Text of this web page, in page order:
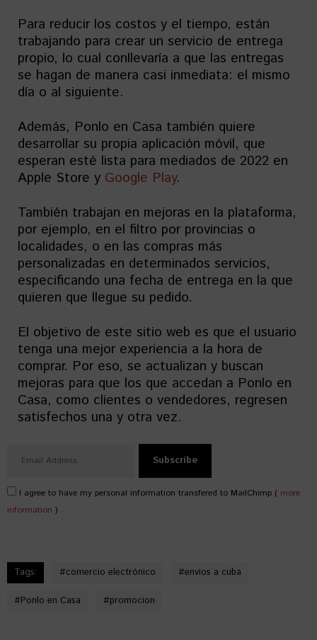
Para reducir los costos y el tiempo, están
trabajando para crear un servicio de entrega
propio, lo cual conllevaría a que las entregas
se hagan de manera casi inmediata: el mismo
día o al siguiente.
Además, Ponlo en Casa también quiere
desarrollar su propia aplicación móvil, que
esperan esté lista para mediados de 2022 en
Apple Store y Google Play.
También trabajan en mejoras en la plataforma,
por ejemplo, en el filtro por provincias o
localidades, o en las compras más
personalizadas en determinados servicios,
especificando una fecha de entrega en la que
quieren que llegue su pedido.
El objetivo de este sitio web es que el usuario
tenga una mejor experiencia a la hora de
comprar. Por eso, se actualizan y buscan
mejoras para que los que accedan a Ponlo en
Casa, como clientes o vendedores, regresen
satisfechos una y otra vez.
I agree to have my personal information transfered to MailChimp ( more
information )
Tags: #comercio electrónico #envios a cuba
#Ponlo en Casa #promocion